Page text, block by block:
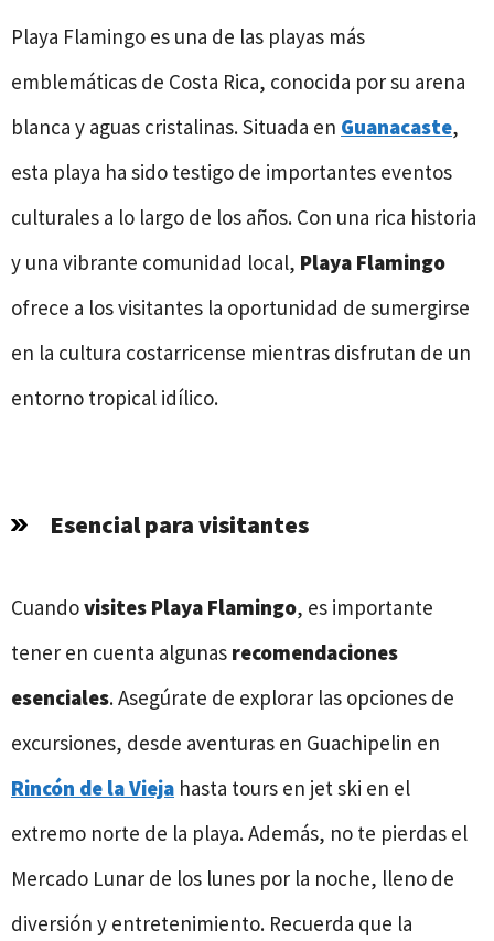
Playa Flamingo es una de las playas más
emblemáticas de Costa Rica, conocida por su arena
blanca y aguas cristalinas. Situada en Guanacaste,
esta playa ha sido testigo de importantes eventos
culturales a lo largo de los años. Con una rica historia
y una vibrante comunidad local, Playa Flamingo
ofrece a los visitantes la oportunidad de sumergirse
en la cultura costarricense mientras disfrutan de un
entorno tropical idílico.
Esencial para visitantes
Cuandovisites Playa Flamingo, es importante
tener en cuenta algunas recomendaciones
esenciales. Asegúrate de explorar las opciones de
excursiones, desde aventuras en Guachipelin en
Rincón de la Vieja hasta tours en jet ski en el
extremo norte de la playa. Además, no te pierdas el
Mercado Lunar de los lunes por la noche, lleno de
diversión y entretenimiento. Recuerda que la